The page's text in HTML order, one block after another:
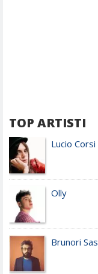
TOP ARTISTI
Lucio Corsi
Olly
Brunori Sas